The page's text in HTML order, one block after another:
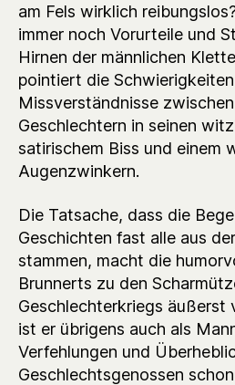
am Fels wirklich
immer noch Vorurteile und
Hirnen der männlichen
pointiert die
Missverständnisse
Geschlechtern in seinen
satirischem Biss und einem
Augenzwinkern.
Die Tatsache, dass die
Geschichten fast alle aus
stammen, macht die
Brunnerts zu den
Geschlechterkriegs äußerst
ist er übrigens auch als
Verfehlungen und
Geschlechtsgenossen